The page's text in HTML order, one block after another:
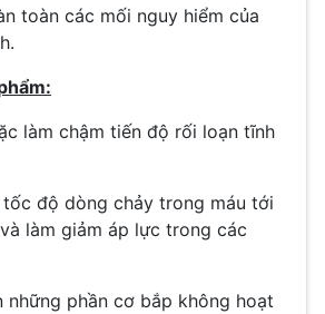
toàn các mối nguy hiểm của
làm chậm tiến độ rối loạn tĩnh
độ dòng chảy trong máu tới
làm giảm áp lực trong các
những phần cơ bắp không hoạt